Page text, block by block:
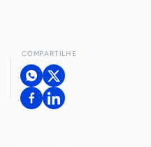
COMPARTILHE